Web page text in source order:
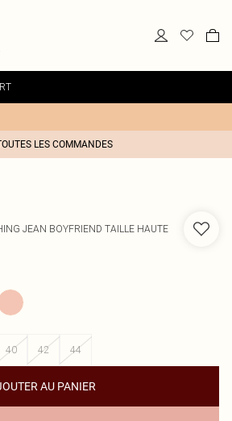
LES COMMANDES
JEAN BOYFRIEND TAILLE HAUTE
40 42 44
AU PANIER